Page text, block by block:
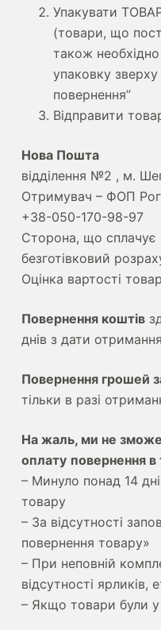
Упакувати
(товари, що
також
упаковку
повернення”
Відправити
Нова Пошта
відділення №2 , м.
Отримувач – ФОП
+38-050-170-98-97
Сторона, що сплачує
безготівковий
Оцінка вартості
Повернення коштів
днів з дати
Повернення грошей
тільки в разі
На жаль, ми не
оплату повернення в
– Минуло понад 14
товару
– За відсутності
повернення товару»
– При неповній
відсутності ярликів,
– Якщо товари були